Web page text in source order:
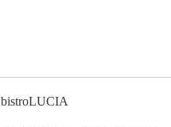
bistroLUCIA